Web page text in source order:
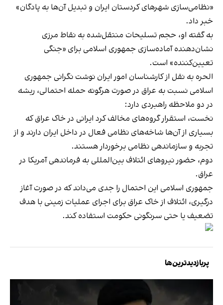
«نظامی‌سازی شهرهای کردستان ایران و تبدیل آن‌ها به پادگان»
خبر داد.
به گفته او، حجم تسلیحات منتقل‌شده به نقاط مرزی
نشان‌دهنده آماده‌سازی جمهوری اسلامی برای «جنگی
تعیین‌کننده» است.
الحره به نقل از کارشناسان امور ایران نوشت نگرانی جمهوری
اسلامی نسبت به عراق در صورت هرگونه حمله احتمالی، ریشه
در دو ملاحظه راهبردی دارد:
نخست، استقرار گروه‌های مخالف کرد ایرانی در خاک عراق که
بسیاری از آن‌ها شاخه‌های نظامی فعال در داخل ایران دارند و از
تجربه و سازماندهی نظامی برخوردار هستند.
دوم، حضور نیروهای ائتلاف بین‌المللی به فرماندهی آمریکا در
عراق.
جمهوری اسلامی این احتمال را جدی می‌داند که در صورت آغاز
درگیری، ائتلاف از خاک عراق برای اجرای عملیات زمینی با هدف
تضعیف یا حتی سرنگونی حکومت استفاده کند.
پربازدیدترین‌ها